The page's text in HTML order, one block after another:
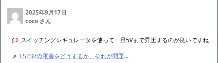
2025年9月17日
coco さん
スイッチングレギュレータを使って一旦5Vまで昇圧するのが良いですね
ESP32の電源をどうするか、それが問題...